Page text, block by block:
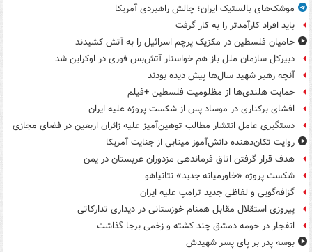
موشک‌های بالستیک ایران؛ چالش راهبردی آمریکا
باید افراد کارآمدتر را به کار گرفت
حامیان فلسطین در مکزیک پرچم اسرائیل را به آتش کشیدند
دبیرکل سازمان ملل باز هم خواستار آتش‌بس فوری در اوکراین شد
آنچه رهبر شهید سال‌ها پیش دیده بودند
حمایت هلندی‌ها از مظلومیت فلسطین +فیلم
افشای برکناری در موساد پس از شکست پروژه علیه ایران
دستگیری عامل انتشار مطالب توهین‌آمیز علیه زائران اربعین در فضای مجازی
روایت تکان‌دهنده دانش‌آموز مینابی از جنایت آمریکا
هدف قرار گرفتن اتاق‌ فرماندهی مزدوران عربستان در یمن
شکست پروژه «خاورمیانه جدید» نتانیاهو
گزافه‌گویی و لفاظی جدید ترامپ علیه ایران
پیروزی استقلال مقابل همنام خوزستانی در دیداری تدارکاتی
انفجار در حومه دمشق چند کشته و زخمی برجا گذاشت
بوسه‌ پدر بر پای پسر شهیدش